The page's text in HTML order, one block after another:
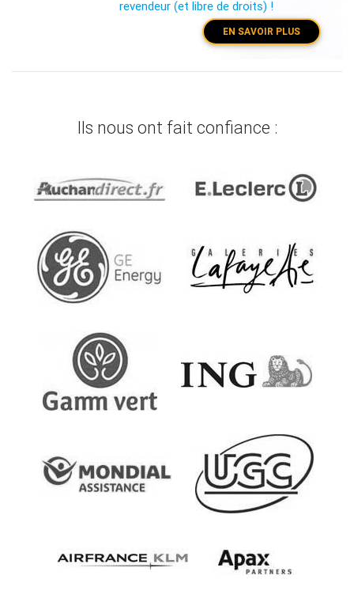
revendeur (et libre de droits) !
EN SAVOIR PLUS
Ils nous ont fait confiance :